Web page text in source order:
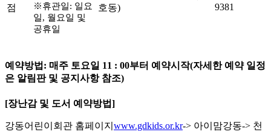
점
※휴관일: 일요
일, 월요일 및
공휴일
호동)
9381
예약방법: 매주 토요일 11 : 00부터 예약시작(자세한 예약 일정
은 알림판 및 공지사항 참조)
[장난감 및 도서 예약방법]
강동어린이회관 홈페이지 www.gdkids.or.kr-> 아이맘강동-> 천